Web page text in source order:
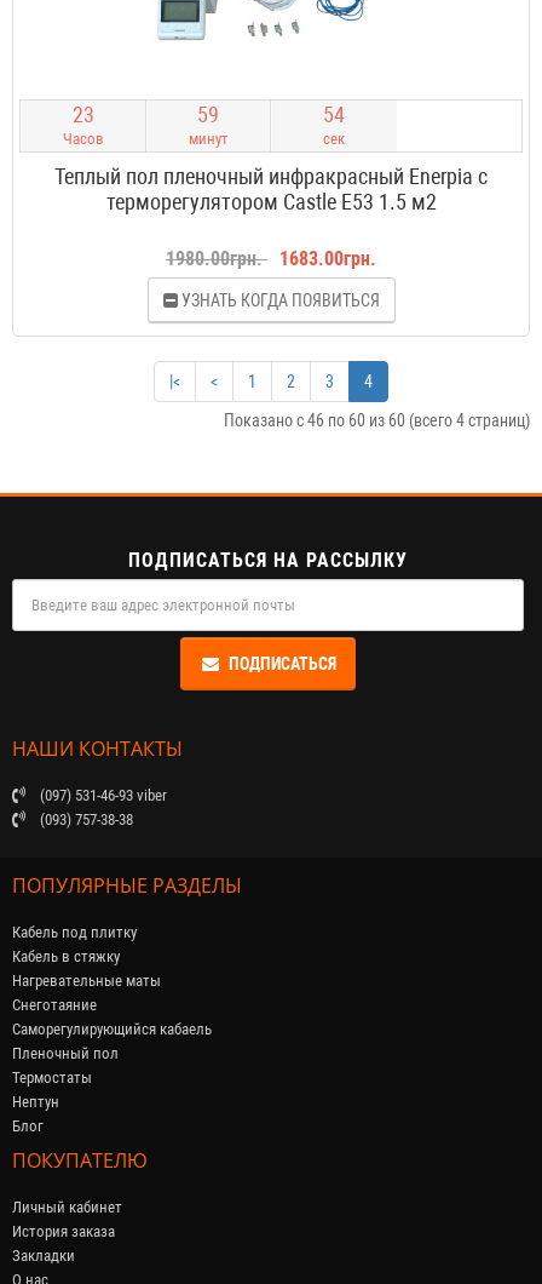
23
Часов
59
минут
53
сек
Теплый пол пленочный инфракрасный Enerpia с
терморегулятором Castle E53 1.5 м2
1980.00грн. 1683.00грн.
УЗНАТЬ КОГДА ПОЯВИТЬСЯ
|< < 1 2 3
4
Показано с 46 по 60 из 60 (всего 4 страниц)
ПОДПИСАТЬСЯ НА РАССЫЛКУ
ПОДПИСАТЬСЯ
НАШИ КОНТАКТЫ
(097) 531-46-93 viber
(093) 757-38-38
ПОПУЛЯРНЫЕ РАЗДЕЛЫ
Кабель под плитку
Кабель в стяжку
Нагревательные маты
Снеготаяние
Саморегулирующийся кабaель
Пленочный пол
Термостаты
Нептун
Блог
ПОКУПАТЕЛЮ
Личный кабинет
История заказа
Закладки
О нас